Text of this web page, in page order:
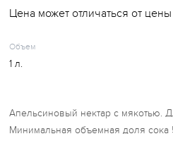
Цена может отличаться от
Объем
1 л.
Апельсиновый нектар с мякотью.
Минимальная объемная доля сока